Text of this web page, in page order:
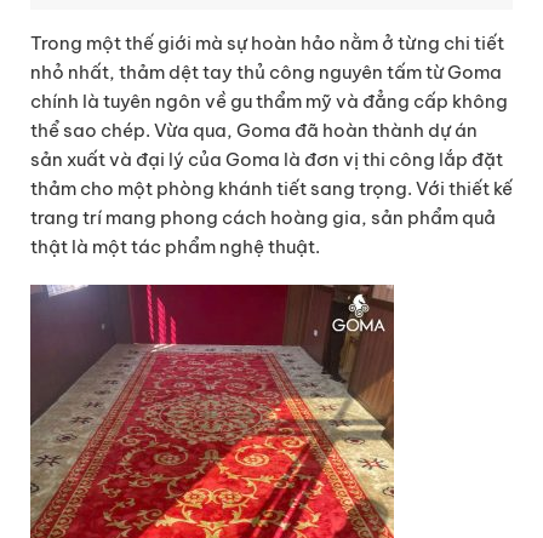
Trong một thế giới mà sự hoàn hảo nằm ở từng chi tiết
nhỏ nhất, thảm dệt tay thủ công nguyên tấm từ Goma
chính là tuyên ngôn về gu thẩm mỹ và đẳng cấp không
thể sao chép. Vừa qua, Goma đã hoàn thành dự án
sản xuất và đại lý của Goma là đơn vị thi công lắp đặt
thảm cho một phòng khánh tiết sang trọng. Với thiết kế
trang trí mang phong cách hoàng gia, sản phẩm quả
thật là một tác phẩm nghệ thuật.